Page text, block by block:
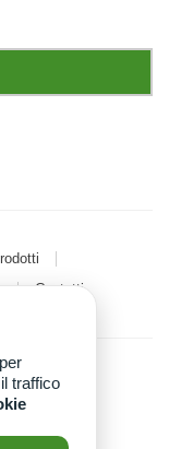
Contatti
riservati
traffico